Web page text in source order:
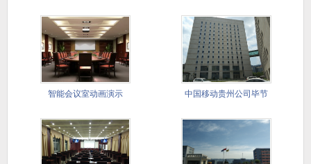
智能会议室动画演示 中国移动贵州公司毕节